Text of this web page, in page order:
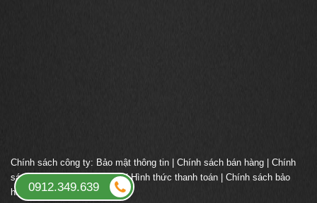
0912.349.639
Chính sách công ty: Bảo mật thông tin | Chính sách bán hàng | Chính
sách giao nhận vận chuyển|Hình thức thanh toán | Chính sách bảo
hành